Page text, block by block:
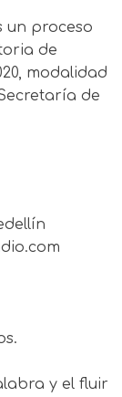
un proceso
de
modalidad
de
y el fluir